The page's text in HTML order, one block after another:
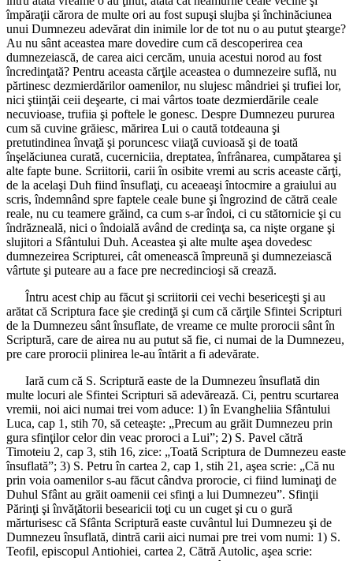
împăraţii cărora de multe ori au fost supuşi slujba şi închinăciunea
unui Dumnezeu adevărat din inimile lor de tot nu o au putut ştearge?
Au nu sânt aceastea mare dovedire cum că descoperirea cea
dumnezeiască, de carea aici cercăm, unuia acestui norod au fost
încredinţată? Pentru aceasta cărţile aceastea o dumnezeire suflă, nu
părtinesc dezmierdărilor oamenilor, nu slujesc mândriei şi trufiei lor,
nici ştiinţăi ceii deşearte, ci mai vârtos toate dezmierdările ceale
necuvioase, trufiia şi poftele le gonesc. Despre Dumnezeu pururea
cum să cuvine grăiesc, mărirea Lui o caută totdeauna şi
pretutindinea învaţă şi poruncesc viiaţă cuvioasă şi de toată
înşelăciunea curată, cucerniciia, dreptatea, înfrânarea, cumpătarea şi
alte fapte bune. Scriitorii, carii în osibite vremi au scris aceaste cărţi,
de la acelaşi Duh fiind însuflaţi, cu aceaeaşi întocmire a graiului au
scris, îndemnând spre faptele ceale bune şi îngrozind de cătră ceale
reale, nu cu teamere grăind, ca cum s-ar îndoi, ci cu stătornicie şi cu
îndrăzneală, nici o îndoială având de credinţa sa, ca nişte organe şi
slujitori a Sfântului Duh. Aceastea şi alte multe aşea dovedesc
dumnezeirea Scripturei, cât omenească împreună şi dumnezeiască
vârtute şi puteare au a face pre necredincioşi să crează.
Întru acest chip au făcut şi scriitorii cei vechi besericeşti şi au
arătat că Scriptura face şie credinţă şi cum că cărţile Sfintei Scripturi
de la Dumnezeu sânt însuflate, de vreame ce multe prorocii sânt în
Scriptură, care de airea nu au putut să fie, ci numai de la Dumnezeu,
pre care prorocii plinirea le-au întărit a fi adevărate.
Iară cum că S. Scriptură easte de la Dumnezeu însuflată din
multe locuri ale Sfintei Scripturi să adevărează. Ci, pentru scurtarea
vremii, noi aici numai trei vom aduce: 1) în Evangheliia Sfântului
Luca, cap 1, stih 70, să ceteaşte: „Precum au grăit Dumnezeu prin
gura sfinţilor celor din veac proroci a Lui”; 2) S. Pavel cătră
Timoteiu 2, cap 3, stih 16, zice: „Toată Scriptura de Dumnezeu easte
însuflată”; 3) S. Petru în cartea 2, cap 1, stih 21, aşea scrie: „Că nu
prin voia oamenilor s-au făcut cândva prorocie, ci fiind luminaţi de
Duhul Sfânt au grăit oamenii cei sfinţi a lui Dumnezeu”. Sfinţii
Părinţi şi învăţătorii besearicii toţi cu un cuget şi cu o gură
mărturisesc că Sfânta Scriptură easte cuvântul lui Dumnezeu şi de
Dumnezeu însuflată, dintră carii aici numai pre trei vom numi: 1) S.
Teofil, episcopul Antiohiei, cartea 2, Cătră Autolic, aşea scrie: